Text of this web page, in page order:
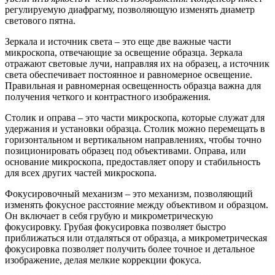
регулируемую диафрагму, позволяющую изменять диаметр
светового пятна.
Зеркала и источник света – это еще две важные части
микроскопа, отвечающие за освещение образца. Зеркала
отражают световые лучи, направляя их на образец, а источник
света обеспечивает постоянное и равномерное освещение.
Правильная и равномерная освещенность образца важна для
получения четкого и контрастного изображения.
Столик и оправа – это части микроскопа, которые служат для
удержания и установки образца. Столик можно перемещать в
горизонтальном и вертикальном направлениях, чтобы точно
позиционировать образец под объективами. Оправа, или
основание микроскопа, предоставляет опору и стабильность
для всех других частей микроскопа.
Фокусировочный механизм – это механизм, позволяющий
изменять фокусное расстояние между объективом и образцом.
Он включает в себя грубую и микрометрическую
фокусировку. Грубая фокусировка позволяет быстро
приближаться или отдаляться от образца, а микрометрическая
фокусировка позволяет получить более точное и детальное
изображение, делая мелкие коррекции фокуса.